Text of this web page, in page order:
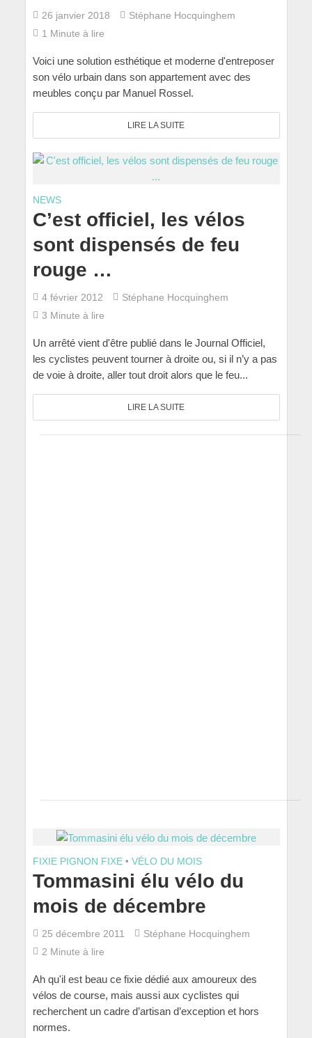
26 janvier 2018
Stéphane Hocquinghem
1 Minute à lire
Voici une solution esthétique et moderne d'entreposer
son vélo urbain dans son appartement avec des
meubles conçu par Manuel Rossel.
LIRE LA SUITE
NEWS
C’est officiel, les vélos
sont dispensés de feu
rouge …
4 février 2012
Stéphane Hocquinghem
3 Minute à lire
Un arrêté vient d'être publié dans le Journal Officiel,
les cyclistes peuvent tourner à droite ou, si il n’y a pas
de voie à droite, aller tout droit alors que le feu...
LIRE LA SUITE
FIXIE PIGNON FIXE • VÉLO DU MOIS
Tommasini élu vélo du
mois de décembre
25 décembre 2011
Stéphane Hocquinghem
2 Minute à lire
Ah qu'il est beau ce fixie dédié aux amoureux des
vélos de course, mais aussi aux cyclistes qui
recherchent un cadre d’artisan d’exception et hors
normes.